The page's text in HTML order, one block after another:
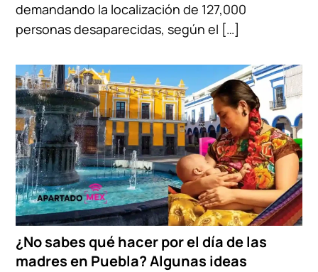
demandando la localización de 127,000
personas desaparecidas, según el […]
¿No sabes qué hacer por el día de las
madres en Puebla? Algunas ideas